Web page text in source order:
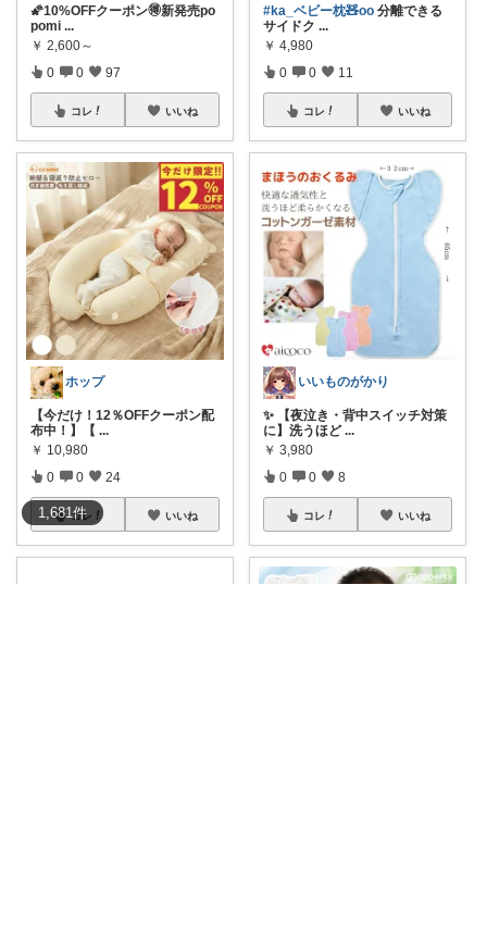
1,681件
🌠10%OFFクーポン🉐新発売po
pomi ...
￥ 2,600～
0 0 97
コレ いいね
ホップ
【今だけ！12％OFFクーポン配
布中！】【 ...
￥ 10,980
0 0 24
コレ いいね
#ka_ベビー枕🧸oo 分離できる
サイドク ...
￥ 4,980
0 0 11
コレ いいね
いいものがかり
✨ 【夜泣き・背中スイッチ対策
に】洗うほど ...
￥ 3,980
0 0 8
コレ いいね